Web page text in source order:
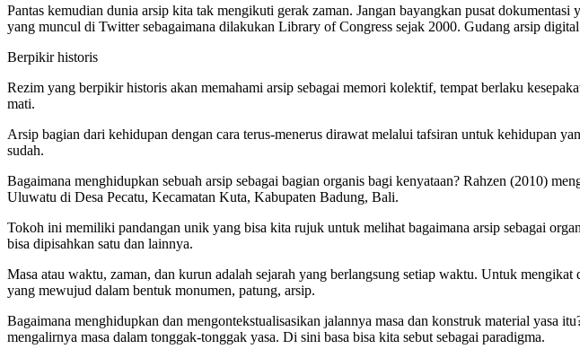
Pantas kemudian dunia arsip kita tak mengikuti gerak zaman. Jangan bayangkan pusat
yang muncul di Twitter sebagaimana dilakukan Library of Congress sejak 2000. Gudang arsip
Berpikir historis
Rezim yang berpikir historis akan memahami arsip sebagai memori kolektif, tempat berlaku
mati.
Arsip bagian dari kehidupan dengan cara terus-menerus dirawat melalui tafsiran untuk kehidupan
sudah.
Bagaimana menghidupkan sebuah arsip sebagai bagian organis bagi kenyataan? Rahzen (2010)
Uluwatu di Desa Pecatu, Kecamatan Kuta, Kabupaten Badung, Bali.
Tokoh ini memiliki pandangan unik yang bisa kita rujuk untuk melihat bagaimana arsip sebagai
bisa dipisahkan satu dan lainnya.
Masa atau waktu, zaman, dan kurun adalah sejarah yang berlangsung setiap waktu. Untuk
yang mewujud dalam bentuk monumen, patung, arsip.
Bagaimana menghidupkan dan mengontekstualisasikan jalannya masa dan konstruk material yasa
mengalirnya masa dalam tonggak-tonggak yasa. Di sini basa bisa kita sebut sebagai paradigma.